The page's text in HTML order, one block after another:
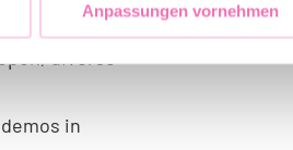
Anpassungen vornehmen
diverse
in